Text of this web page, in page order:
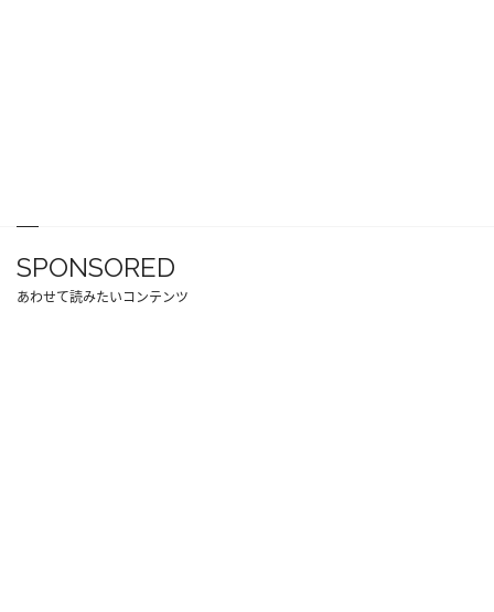
SPONSORED
あわせて読みたいコンテンツ